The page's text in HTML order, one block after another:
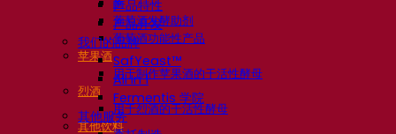
葡萄酒发酵助剂
葡萄酒功能性产品
苹果酒
用于制作苹果酒的干活性酵母
烈酒
用于烈酒的干活性酵母
其他饮料
产品特性
产品开发
我们的品牌
SafYeast™
All In 1
Fermentis 学院
其他服务